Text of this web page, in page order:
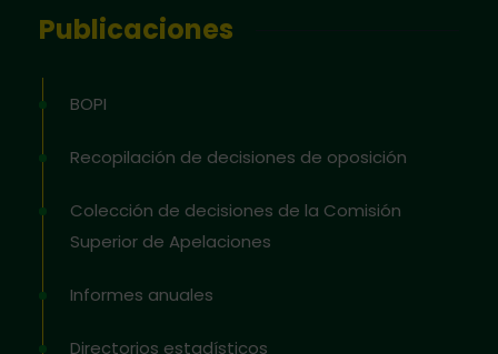
Publicaciones
BOPI
Recopilación de decisiones de oposición
Colección de decisiones de la Comisión
Superior de Apelaciones
Informes anuales
Directorios estadísticos